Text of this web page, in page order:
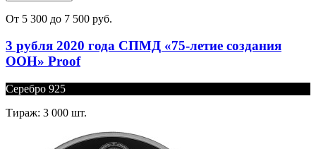
От 5 300 до 7 500 руб.
3 рубля 2020 года СПМД «75-летие создания
ООН» Proof
Серебро 925
Тираж: 3 000 шт.